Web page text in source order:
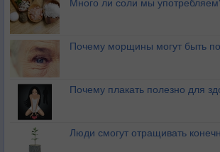
Много ли соли мы
Почему морщины могут быть
Почему плакать полезно для
Люди смогут отращивать